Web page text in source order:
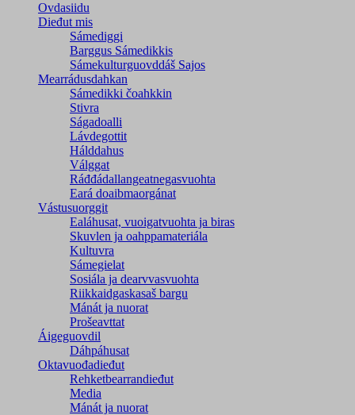
Ovdasiidu
Dieđut mis
Sámediggi
Barggus Sámedikkis
Sámekulturguovddáš Sajos
Mearrádusdahkan
Sámedikki čoahkkin
Stivra
Ságadoalli
Lávdegottit
Hálddahus
Válggat
Ráđđádallangeatnegas­vuohta
Eará doaibmaorgánat
Vástusuorggit
Ealáhusat, vuoigatvuohta ja biras
Skuvlen ja oahppamateriála
Kultuvra
Sámegielat
Sosiála ja dearvvasvuohta
Riikkaidgaskasaš bargu
Mánát ja nuorat
Prošeavttat
Áigeguovdil
Dáhpáhusat
Oktavuođadieđut
Rehketbearrandieđut
Media
Mánát ja nuorat